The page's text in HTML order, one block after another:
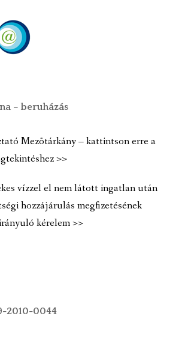
– beruházás
Mezõtárkány – kattintson erre a
>>
vízzel el nem látott ingatlan után
hozzájárulás megfizetésének
kérelem >>
2010-0044